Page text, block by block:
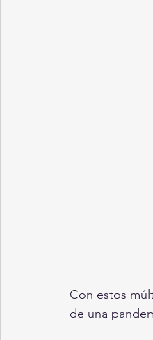
Con estos
de una